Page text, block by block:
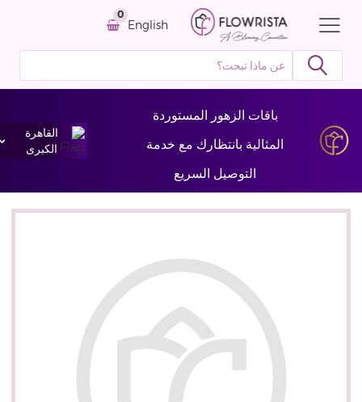
0
English
باقات الزهور المستوردة
المثالية بانتظارك مع خدمة
التوصيل السريع
القاهرة
الكبرى